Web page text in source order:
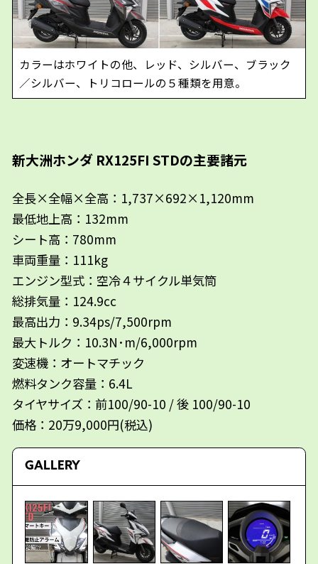
カラーはホワイトの他、レッド、シルバー、ブラック
／シルバー、トリコロールの５種類を用意。
新大洲ホンダ RX125FI STDの主要諸元
全長×全幅×全高：1,737×692×1,120mm
最低地上高：132mm
シート高：780mm
車両重量：111kg
エンジン型式：空冷４サイクル単気筒
総排気量：124.9cc
最高出力：9.34ps/7,500rpm
最大トルク：10.3N･m/6,000rpm
変速機：オートマチック
燃料タンク容量：6.4L
タイヤサイズ：前100/90-10 / 後 100/90-10
価格：20万9,000円(税込)
GALLERY